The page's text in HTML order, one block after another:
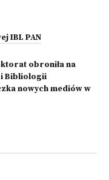
IBL PAN
obroniła na
Bibliologii
nowych mediów w